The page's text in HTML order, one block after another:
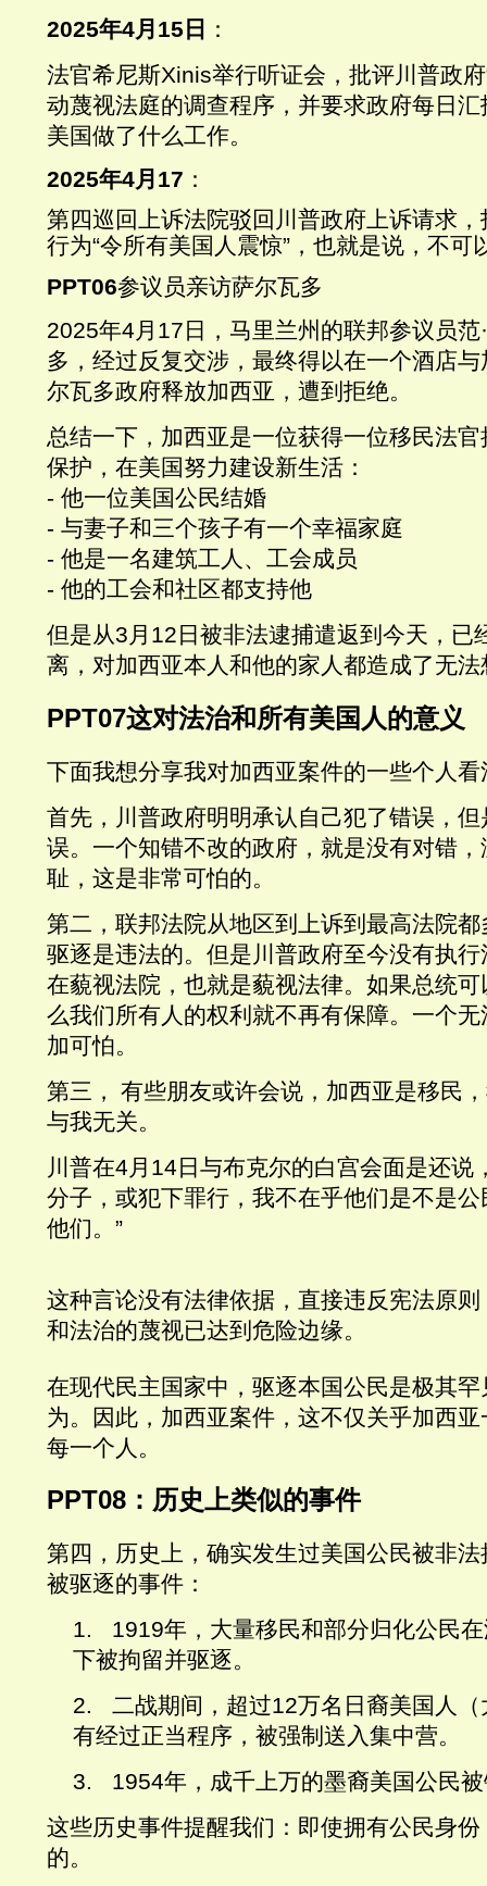
2025年4月 15 日 ：
法官希尼斯Xinis举行听证会，批评川普政府
动蔑视法庭的调查程序，并要求政府每日
美国做了什么工作。
2025年4月 17 ：
第四巡回上诉法院驳回川普政府上诉请求
行为“令所有美国人震惊” ，也就是说，不可
PPT06参议员亲访萨尔瓦多
2025年4月 17 日，马里兰州的联邦参议员范·
多，经过反复交涉，最终得以在一个酒店
尔瓦多政府释放加西亚，遭到拒绝。
总结一下，加西亚是一位获得一位移民法官
保护，在美国努力建设新生活：
- 他一位美国公民结婚
- 与妻子和三个孩子有一个幸福家庭
- 他是一名建筑工人、工会成员
- 他的工会和社区都支持他
但是从3月 12 日被非法逮捕遣返到今天，已
离，对加西亚本人和他的家人都造成了无
PPT07这对法治和所有美国人的意义
下面我想分享我对加西亚案件的一些个人看
首先，川普政府明明承认自己犯了错误，
误。一个知错不改的政府，就是没有对错
耻，这是非常可怕的。
第二，联邦法院从地区到上诉到最高法院
驱逐是违法的。但是川普政府至今没有执
在藐视法院，也就是藐视法律。如果总统
么我们所有人的权利就不再有保障。一个
加可怕。
第三， 有些朋友或许会说，加西亚是移民
与我无关。
川普在4 月 14 日与布克尔的白宫会面是还说
分子，或犯下罪行，我不在乎他们是不是公
他们。 ”
这种言论没有法律依据，直接违反宪法原
和法治的蔑视已达到危险边缘。
在现代民主国家中，驱逐本国公民是极其
为。因此，加西亚案件，这不仅关乎加西
每一个人。
PPT08 ： 历史上类似的事件
第四，历史上，确实发生过美国公民被非
被驱逐的事件：
1. 1919年，大量移民和部分归化公民
下被拘留并驱逐。
2. 二战期间，超过12万名日裔美国人
有经过正当程序，被强制送入集中营。
3. 1954年，成千上万的墨裔美国公民
这些历史事件提醒我们 ：即使拥有公民身份
的。